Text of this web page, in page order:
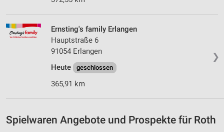
❯
Ernsting's family Erlangen
Hauptstraße 6
91054 Erlangen
Heute
geschlossen
365,91 km
Spielwaren Angebote und Prospekte für Roth